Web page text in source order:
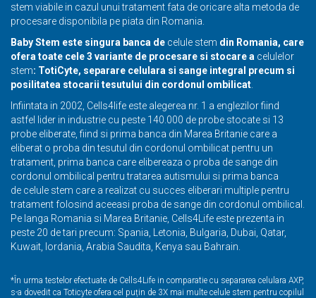
stem viabile in cazul unui tratament fata de oricare alta metoda de
procesare disponibila pe piata din Romania.
Baby Stem este singura banca de celule stem din Romania, care
ofera toate cele 3 variante de procesare si stocare a celulelor
stem: TotiCyte, separare celulara si sange integral precum si
posilitatea stocarii tesutului din cordonul ombilicat
Infiintata in 2002, Cells4life este alegerea nr. 1 a englezilor fiind
astfel lider in industrie cu peste 140.000 de probe stocate si 13
probe eliberate, fiind si prima banca din Marea Britanie care a
eliberat o proba din tesutul din cordonul ombilicat pentru un
tratament, prima banca care elibereaza o proba de sange din
cordonul ombilical pentru tratarea autismului si prima banca
de celule stem care a realizat cu succes eliberari multiple pentru
tratament folosind aceeasi proba de sange din cordonul ombilical.
Pe langa Romania si Marea Britanie, Cells4Life este prezenta in
peste 20 de tari precum: Spania, Letonia, Bulgaria, Dubai, Qatar,
Kuwait, Iordania, Arabia Saudita, Kenya sau Bahrain.
*În urma testelor efectuate de Cells4Life in comparatie cu separarea celulara AXP,
s-a dovedit ca Toticyte ofera cel puțin de 3X mai multe celule stem pentru copilul